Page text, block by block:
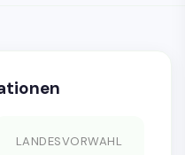
LANDESVORWAHL